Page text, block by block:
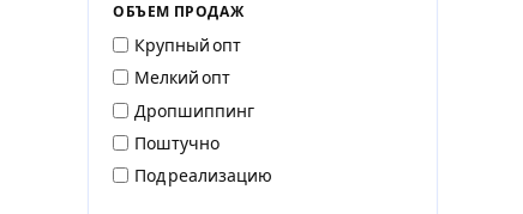
ОБЪЕМ ПРОДАЖ
Крупный опт
Мелкий опт
Дропшиппинг
Поштучно
Под реализацию